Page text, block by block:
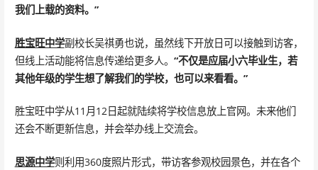
我们上载的资料。”
胜宝旺中学副校长吴祺勇也说，虽然线下开放日可以接触到访客，
但线上活动能将信息传递给更多人。 “不仅是应届小六毕业生，若
其他年级的学生想了解我们的学校，也可以来看看。”
胜宝旺中学从11月12日起就陆续将学校信息放上官网。未来他们
还会不断更新信息，并会举办线上交流会。
思源中学则利用360度照片形式，带访客参观校园景色，并在各个